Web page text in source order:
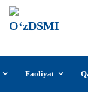
Faoliyat